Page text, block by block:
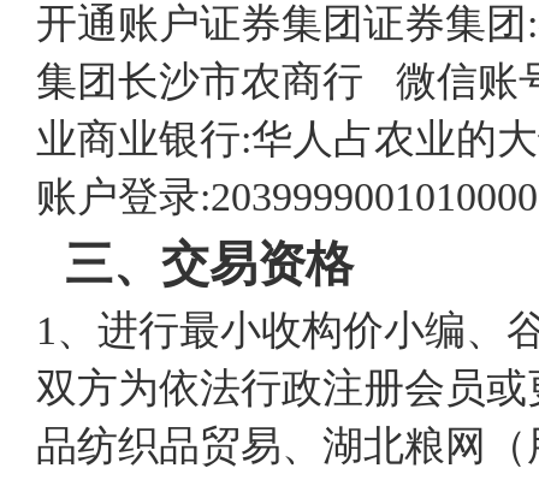
开通账户证券集团证券集
集团长沙市农商行 微信账
业商业银行:华人占农业的
账户登录
三、交易资格
1、进行最小收构价小编、
双方为依法行政注册会员
品纺织品贸易、湖北粮网